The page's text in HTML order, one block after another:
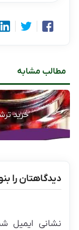
مطالب مشابه
خرید
دیدگاهتان را
نشانی ایمیل